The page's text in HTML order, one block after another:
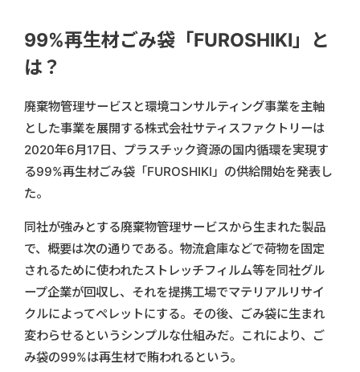
99%再生材ごみ袋「FUROSHIKI」と
は？
廃棄物管理サービスと環境コンサルティング事業を主軸
とした事業を展開する株式会社サティスファクトリーは
2020年6月17日、プラスチック資源の国内循環を実現す
る99%再生材ごみ袋「FUROSHIKI」の供給開始を発表し
た。
同社が強みとする廃棄物管理サービスから生まれた製品
で、概要は次の通りである。物流倉庫などで荷物を固定
されるために使われたストレッチフィルム等を同社グル
ープ企業が回収し、それを提携工場でマテリアルリサイ
クルによってペレットにする。その後、ごみ袋に生まれ
変わらせるというシンプルな仕組みだ。これにより、ご
み袋の99%は再生材で賄われるという。